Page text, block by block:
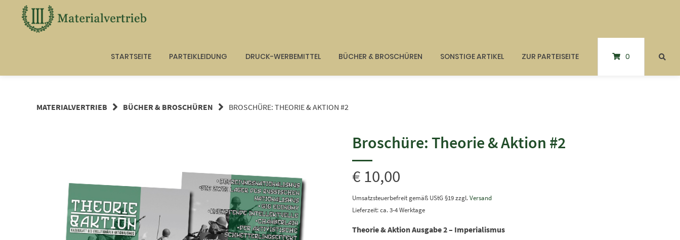
Springe
STARTSEITE PARTEIKLEIDUNG DRUCK-WERBEMITTEL BÜCHER & BROSCHÜREN SONSTIGE ARTIKEL ZUR PARTEISEITE 0
MATERIALVERTRIEB BÜCHER & BROSCHÜREN BROSCHÜRE: THEORIE & AKTION #2
Broschüre: Theorie & Aktion #2
€ 10,00
Umsatzsteuerbefreit gemäß UStG §19zzgl.Versand
Lieferzeit: ca. 3-4 Werktage
Theorie & Aktion Ausgabe 2 – Imperialismus